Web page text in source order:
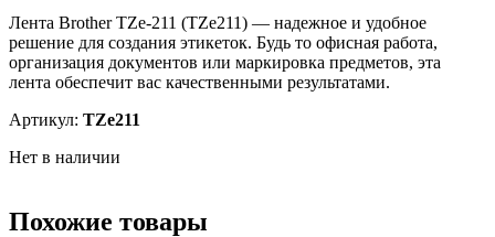
Лента Brother TZe-211 (TZe211) — надежное и удобное
решение для создания этикеток. Будь то офисная работа,
организация документов или маркировка предметов, эта
лента обеспечит вас качественными результатами.
Артикул: TZe211
Нет в наличии
Похожие товары